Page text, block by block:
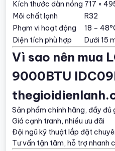
Kích thước dàn nóng 717 ×
Môi chất lạnh
R32
Phạm vi hoạt động
18 –
Diện tích phù hợp
Dưới 15
Vì sao nên mua
9000BTU
Sản phẩm chính hãng, đầy đủ
Giá cạnh tranh, nhiều ưu đãi
Đội ngũ kỹ thuật lắp đặt
Tư vấn tận tâm, hỗ trợ nhanh